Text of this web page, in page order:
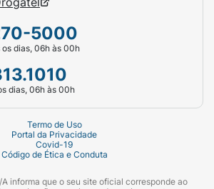
Amônia e Hidróxido de Sódio.
o
Teste de Mecha
antes da aplicação total para
com o seu cabelo.
5000
os dias, 06h às 00h
dias, 06h às 00h
Termo de Uso
Portal da Privacidade
Covid-19
Código de Ética e Conduta
informa que o seu site oficial corresponde ao